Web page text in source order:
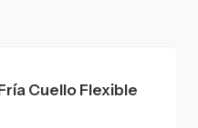
Cuello Flexible